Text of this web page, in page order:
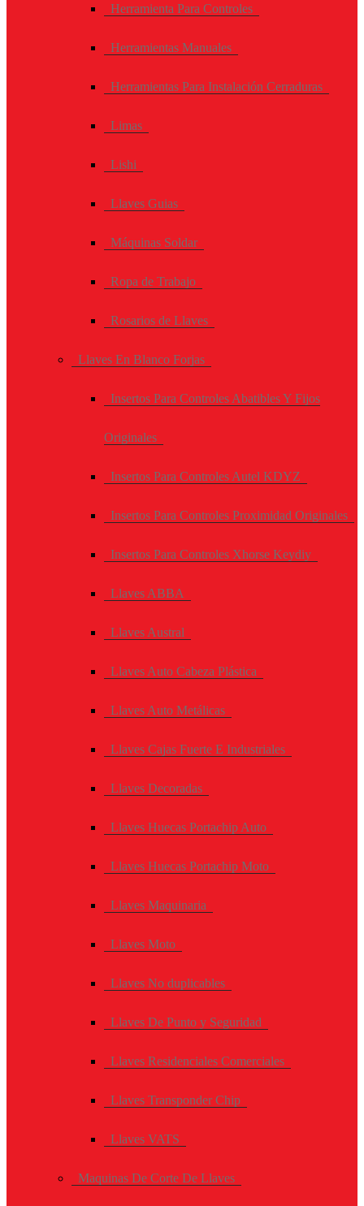
Herramienta Para Controles
Herramientas Manuales
Herramientas Para Instalación Cerraduras
Limas
Lishi
Llaves Guias
Máquinas Soldar
Ropa de Trabajo
Rosarios de Llaves
Llaves En Blanco Forjas
Insertos Para Controles Abatibles Y Fijos
Originales
Insertos Para Controles Autel KDYZ
Insertos Para Controles Proximidad Originales
Insertos Para Controles Xhorse Keydiy
Llaves ABBA
Llaves Austral
Llaves Auto Cabeza Plástica
Llaves Auto Metálicas
Llaves Cajas Fuerte E Industriales
Llaves Decoradas
Llaves Huecas Portachip Auto
Llaves Huecas Portachip Moto
Llaves Maquinaria
Llaves Moto
Llaves No duplicables
Llaves De Punto y Seguridad
Llaves Residenciales Comerciales
Llaves Transponder Chip
Llaves VATS
Maquinas De Corte De Llaves